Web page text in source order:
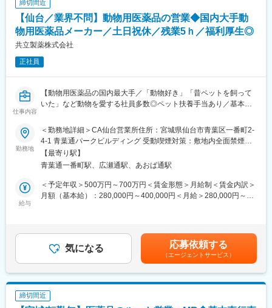
■働く環境：
・宮城県屈指の働きやすい環境が整っております。
・大手水準の福利厚生がございます。
・プライム市場上場小林製薬のグループ会社の正社員採用です。
ています。
・当社の商品を全国のお客様にお届けするために重要な生産ライ
変更の範囲：会社の定める業務
締切間近
【仙台／業界不問】動物用医薬品の営業◆国内大手動
物用医薬品メーカー／土日祝休／残業5ｈ／福利厚生◎
共立製薬株式会社
正社員
仕事内容
【動物用医薬品の国内最大手／「動物好き」「昔ペットを飼って
いた」など動物を愛する社員多数◎ペット扶養手当あり／基本直
■仕事内容
犬や猫などのペット向け医薬品の提案活動です。（CA営業：
Companion Animall（コンパニオンアニマル 伴侶動物）の略称）
＜営業スタイル＞
担当エリア内の動物病院を訪問し、獣医師や動物看護師に対して
医薬品等の情報提供と現場課題の情報収集を行いながら、問題解
決の提案を行う提案型営業です
す。（年に数件、新規営業が発生する可能性があります）
＜働き方＞
※営業車支給、営業時移動にかかる経費は会社支給
■研修制度
勤務地
＜勤務地詳細＞CA仙台営業所住所：宮城県仙台市青葉区一番町2-
4-1 青葉通パークビルディング 受動喫煙対策：敷地内全面禁煙変
更の範囲：会社の定める事業所
【最寄り駅】
青葉通一番町駅、広瀬通駅、あおば通駅
給与
＜予定年収＞500万円～700万円＜賃金形態＞月給制＜賃金内訳＞
月額（基本給）：280,000円～400,000円＜月給＞280,000円～
上下する可能性があります。月給(月額)は固定手当を含めた表記で
す。
気になる 応募依頼する
（エージェントサービス）
締切間近